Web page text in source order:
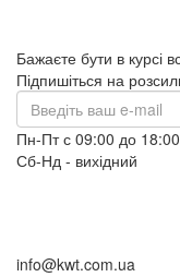
Бажаєте бути в курсі
Підпишіться на
Пн-Пт с 09:00 до
Сб-Нд - вихідний
info@kwt.com.ua